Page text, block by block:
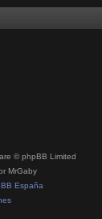
© phpBB Limited
MrGaby
España